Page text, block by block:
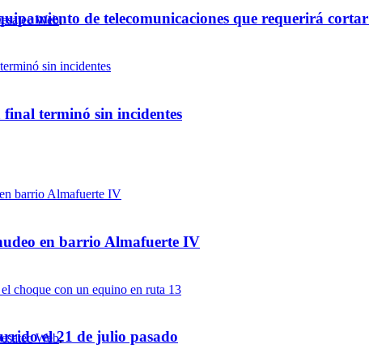
de telecomunicaciones que requerirá
terminó sin incidentes
en barrio Almafuerte IV
el 21 de julio pasado
Web.
Web.